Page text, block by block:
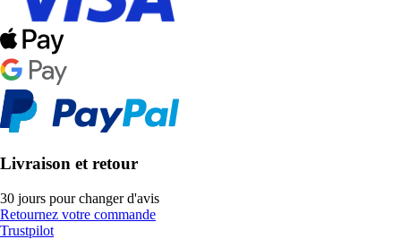
Livraison et retour
30 jours pour changer d'avis
Retournez votre commande
Trustpilot